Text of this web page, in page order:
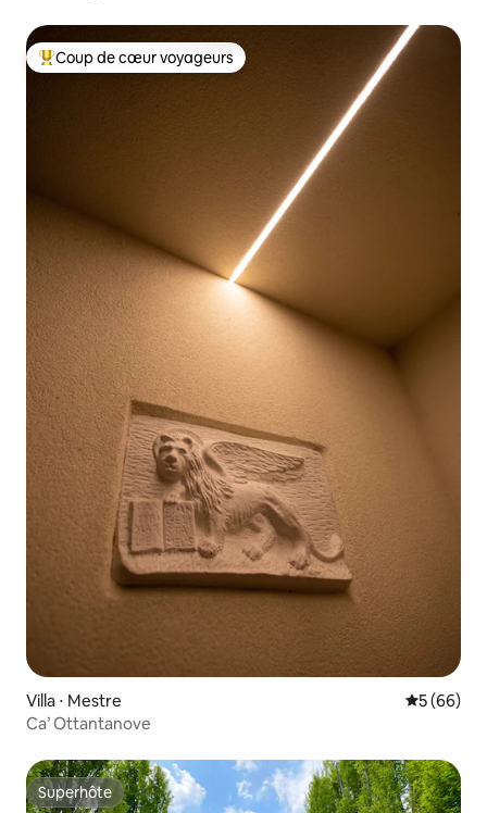
Coups de cœur voyageurs les plus appréciés
Coup de cœur voyageurs
Villa ⋅ Mestre
5 (66)
Ca’ Ottantanove
Superhôte
Superhôte